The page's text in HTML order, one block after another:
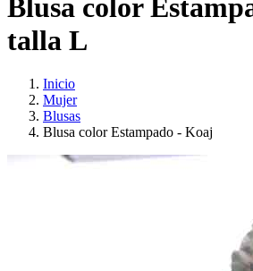
Blusa color
talla L
Inicio
Mujer
Blusas
Blusa color Estampado - Koaj